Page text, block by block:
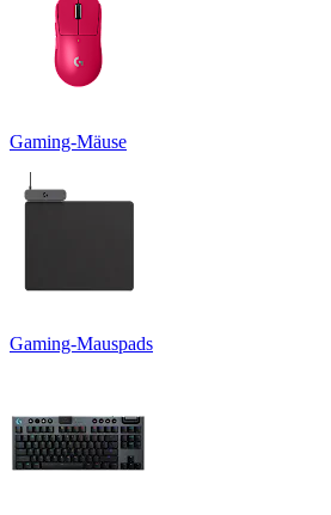
Gaming-Mäuse
Gaming-Mauspads